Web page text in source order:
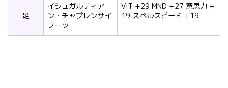
足
イシュガルディア
ン・チャプレンサイ
ブーツ
VIT +29 MND +27 意思力 +
19 スペルスピード +19